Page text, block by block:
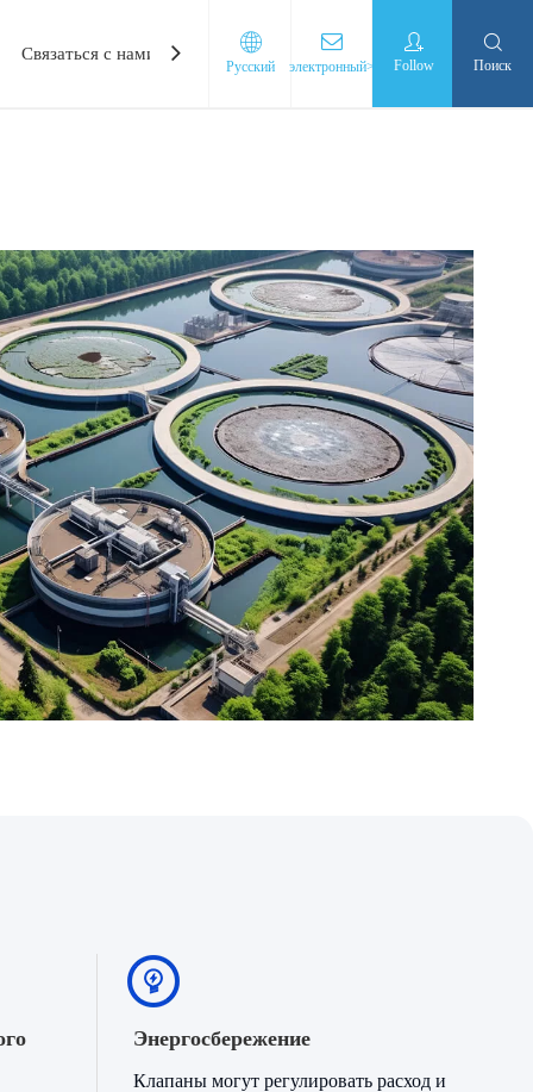
Связаться с нами
Pусский электронный> Follow Поиск
Энергосбережение
Клапаны могут регулировать расход и